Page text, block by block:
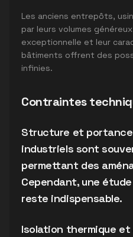
Les anciens entrepôts,
par leurs volumes
exceptionnelle et leur
bâtiments offrent des
infinies.
Contraintes
Structure et
industriels sont
permettant des
Cependant, une
reste indispensable.
Isolation thermique